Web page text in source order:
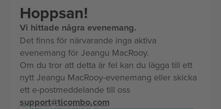
Hoppsan!
Vi hittade några evenemang.
Det finns för närvarande inga aktiva
evenemang för Jeangu MacRooy.
Om du tror att detta är fel kan du lägga till ett
nytt Jeangu MacRooy-evenemang eller skicka
ett e-postmeddelande till oss
support@ticombo.com